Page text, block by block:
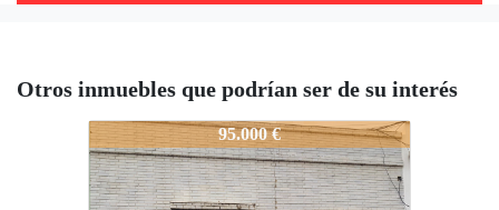
Otros inmuebles que podrían ser de su interés
1505-EXTRAORDINARIO-PISO-CENTR
95.000 €